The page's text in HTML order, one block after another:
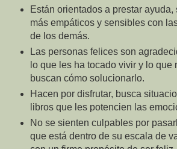
Están orientados a prestar ayuda,
más empáticos y sensibles con
de los demás.
Las personas felices son
lo que les ha tocado vivir y lo que
buscan cómo solucionarlo.
Hacen por disfrutar, busca
libros que les potencien las
No se sienten culpables por
que está dentro de su escala de